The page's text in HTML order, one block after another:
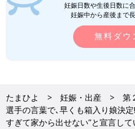
妊娠日数や生後日数に
妊娠中から産後まで
無料ダウ
たまひよ 妊娠・出産
第
選手の言葉で､早くも箱入り娘決
すぎて家から出せない”と宣言して